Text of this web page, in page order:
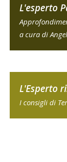
L'esperto
a cura di
L'Esperto
I consigli di